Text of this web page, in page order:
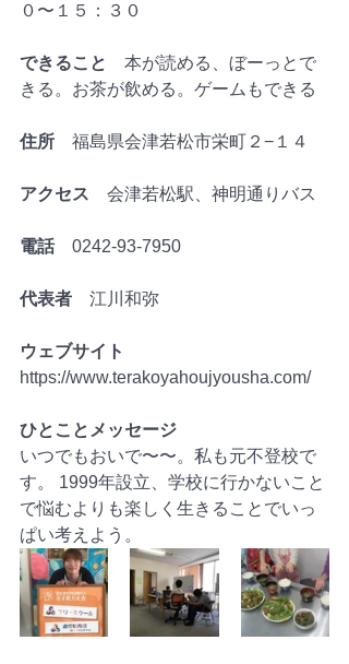
０〜１５：３０
できること
本が読める、ぼーっとで
きる。お茶が飲める。ゲームもできる
住所 福島県会津若松市栄町２−１４
アクセス 会津若松駅、神明通りバス
電話 0242-93-7950
代表者
ウェブサイト
https://www.terakoyahoujyousha.com/
ひとことメッセージ
いつでもおいで〜〜。私も元不登校で
す。 1999年設立、学校に行かないこと
で悩むよりも楽しく生きることでいっ
ぱい考えよう。